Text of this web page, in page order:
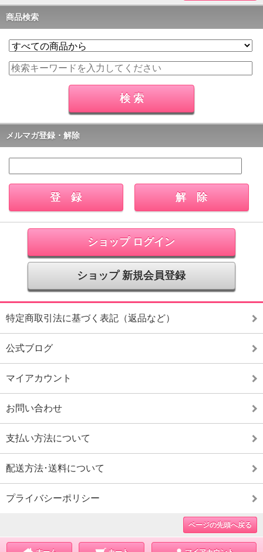
商品検索
メルマガ登録・解除
ショップ ログイン
ショップ 新規会員登録
特定商取引法に基づく表記（返品など）
公式ブログ
マイアカウント
お問い合わせ
支払い方法について
配送方法･送料について
プライバシーポリシー
ページの先頭へ戻る